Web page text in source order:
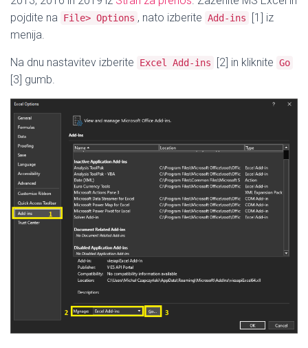
pojdite na File> Options , nato izberite Add-ins
[1] iz
menija.
Na dnu nastavitev izberite Excel Add-ins [2] in kliknite Go
[3] gumb.